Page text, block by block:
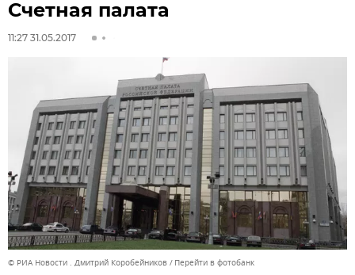
Счетная палата
11:27 31.05.2017
© РИА Новости . Дмитрий Коробейников Перейти в фотобанк